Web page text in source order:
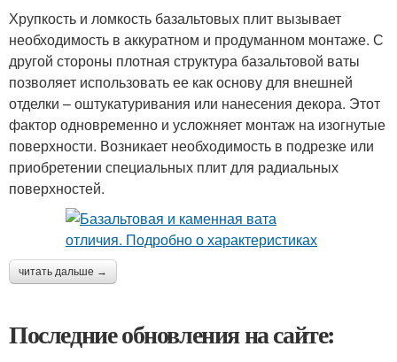
Хрупкость и ломкость базальтовых плит вызывает
необходимость в аккуратном и продуманном монтаже. С
другой стороны плотная структура базальтовой ваты
позволяет использовать ее как основу для внешней
отделки – оштукатуривания или нанесения декора. Этот
фактор одновременно и усложняет монтаж на изогнутые
поверхности. Возникает необходимость в подрезке или
приобретении специальных плит для радиальных
поверхностей.
читать дальше →
Последние обновления на сайте: